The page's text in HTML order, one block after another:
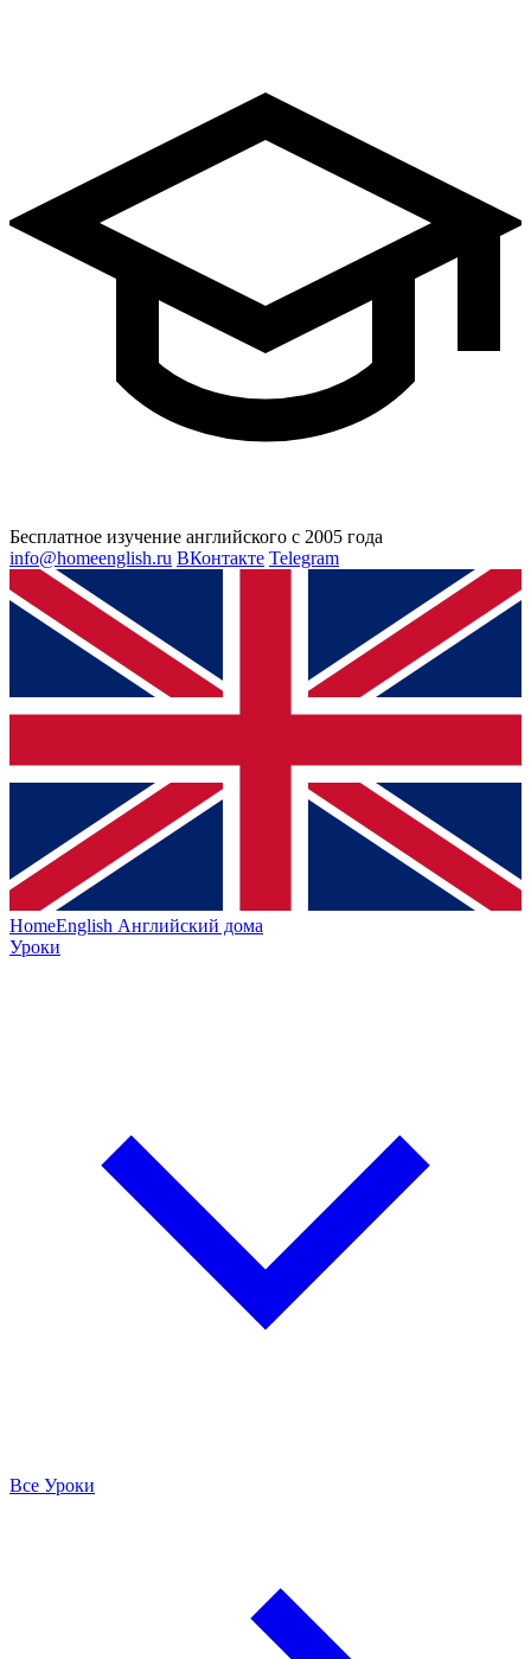
Бесплатное изучение английского с 2005 года
info@homeenglish.ru ВКонтакте Telegram
HomeEnglish Английский дома
Уроки
Все Уроки